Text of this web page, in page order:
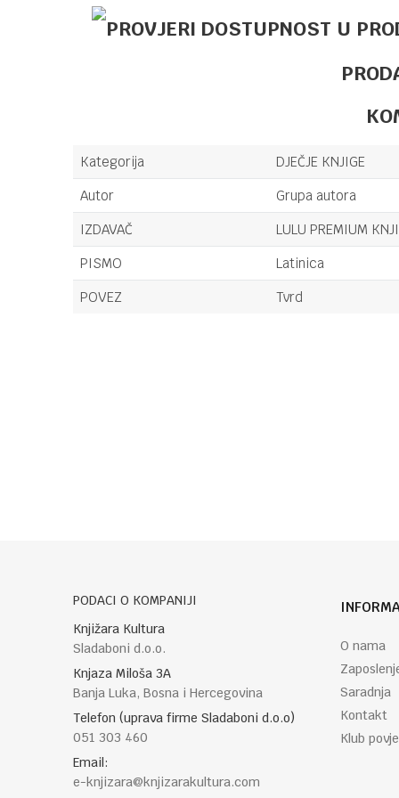
Kategorija
DJEČJE KNJIGE
Autor
Grupa autora
IZDAVAČ
LULU PREMIUM
PISMO
Latinica
POVEZ
Tvrd
PODACI O KOMPANIJI
Knjižara Kultura
Sladaboni d.o.o.
Knjaza Miloša 3A
Banja Luka, Bosna i Hercegovina
Telefon (uprava firme Sladaboni d.o.o)
051 303 460
Email:
e-knjizara@knjizarakultura.com
O nama
Saradnja
Kontakt
Klub